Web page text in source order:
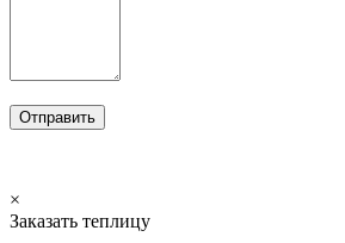
×
Заказать теплицу